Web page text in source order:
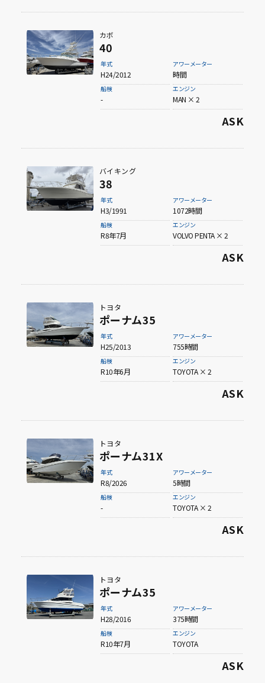
タイプから探す
フィッシングボート
サロンクルーザー （多目的ボートを含む）
30ft未満
30ft～40ft未満
40ft～50ft未満
カボ
40
年式
H24/2012
アワーメーター
時間
船検
-
エンジン
MAN × 2
ASK
バイキング
38
年式
H3/1991
アワーメーター
1072時間
船検
R8年7月
エンジン
VOLVO PENTA × 2
ASK
トヨタ
ポーナム35
年式
H25/2013
アワーメーター
755時間
船検
R10年6月
エンジン
TOYOTA × 2
ASK
トヨタ
ポーナム31X
年式
R8/2026
アワーメーター
5時間
船検
-
エンジン
TOYOTA × 2
ASK
トヨタ
ポーナム35
年式
H28/2016
アワーメーター
375時間
船検
R10年7月
エンジン
TOYOTA
ASK